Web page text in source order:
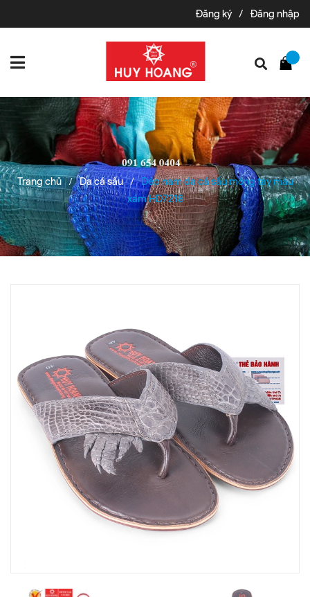
Đăng ký / Đăng nhập
Trang chủ / Da cá sấu /
Dép nam da cá sấu móng tay màu
xám HD7218